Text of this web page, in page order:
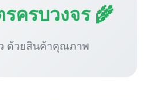
ครบวงจร 🌾
ว ด้วยสินค้าคุณภาพ